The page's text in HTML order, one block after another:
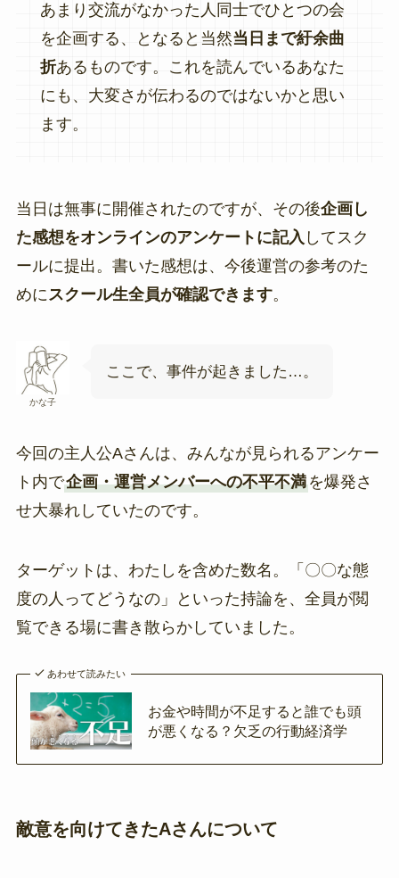
あまり交流がなかった人同士でひとつの会
を企画する、となると当然当日まで紆余曲
折あるものです。これを読んでいるあなた
にも、大変さが伝わるのではないかと思い
ます。
当日は無事に開催されたのですが、その後企画し
た感想をオンラインのアンケートに記入 してスク
ールに提出。書いた感想は、今後運営の参考のた
めに スクール生全員が確認できます。
かな子
ここで、事件が起きました…。
今回の主人公Aさんは、みんなが見られるアンケー
ト内で企画・運営メンバーへの不平不満を爆発さ
せ大暴れしていたのです。
ターゲットは、わたしを含めた数名。「〇〇な態
度の人ってどうなの」といった持論を、全員が閲
覧できる場に書き散らかしていました。
あわせて読みたい
お金や時間が不足すると誰でも頭
が悪くなる？欠乏の行動経済学
敵意を向けてきたAさんについて